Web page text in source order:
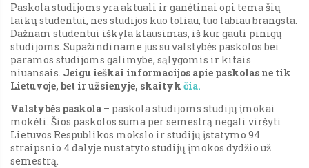
Paskola studijoms yra aktuali ir ganėtinai opi tema šių
laikų studentui, nes studijos kuo toliau, tuo labiau brangsta.
Dažnam studentui iškyla klausimas, iš kur gauti pinigų
studijoms. Supažindiname jus su valstybės paskolos bei
paramos studijoms galimybe, sąlygomis ir kitais
niuansais. Jeigu ieškai informacijos apie paskolas ne tik
Lietuvoje, bet ir užsienyje, skaityk čia.
Valstybės paskola – paskola studijoms studijų įmokai
mokėti. Šios paskolos suma per semestrą negali viršyti
Lietuvos Respublikos mokslo ir studijų įstatymo 94
straipsnio 4 dalyje nustatyto studijų įmokos dydžio už
semestrą.